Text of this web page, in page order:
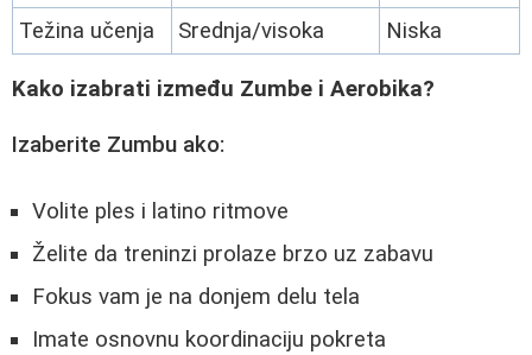
Težina učenja Srednja/visoka Niska
Kako izabrati između Zumbe i Aerobika?
Izaberite Zumbu ako:
Volite ples i latino ritmove
Želite da treninzi prolaze brzo uz zabavu
Fokus vam je na donjem delu tela
Imate osnovnu koordinaciju pokreta